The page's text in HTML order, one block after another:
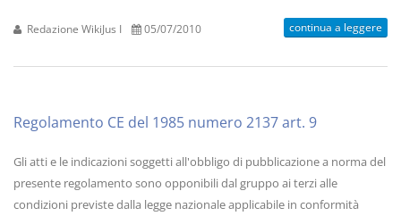
Redazione WikiJus I 05/07/2010 continua a leggere
Regolamento CE del 1985 numero 2137 art. 9
Gli atti e le indicazioni soggetti all'obbligo di pubblicazione a norma del
presente regolamento sono opponibili dal gruppo ai terzi alle
condizioni previste dalla legge nazionale applicabile in conformità